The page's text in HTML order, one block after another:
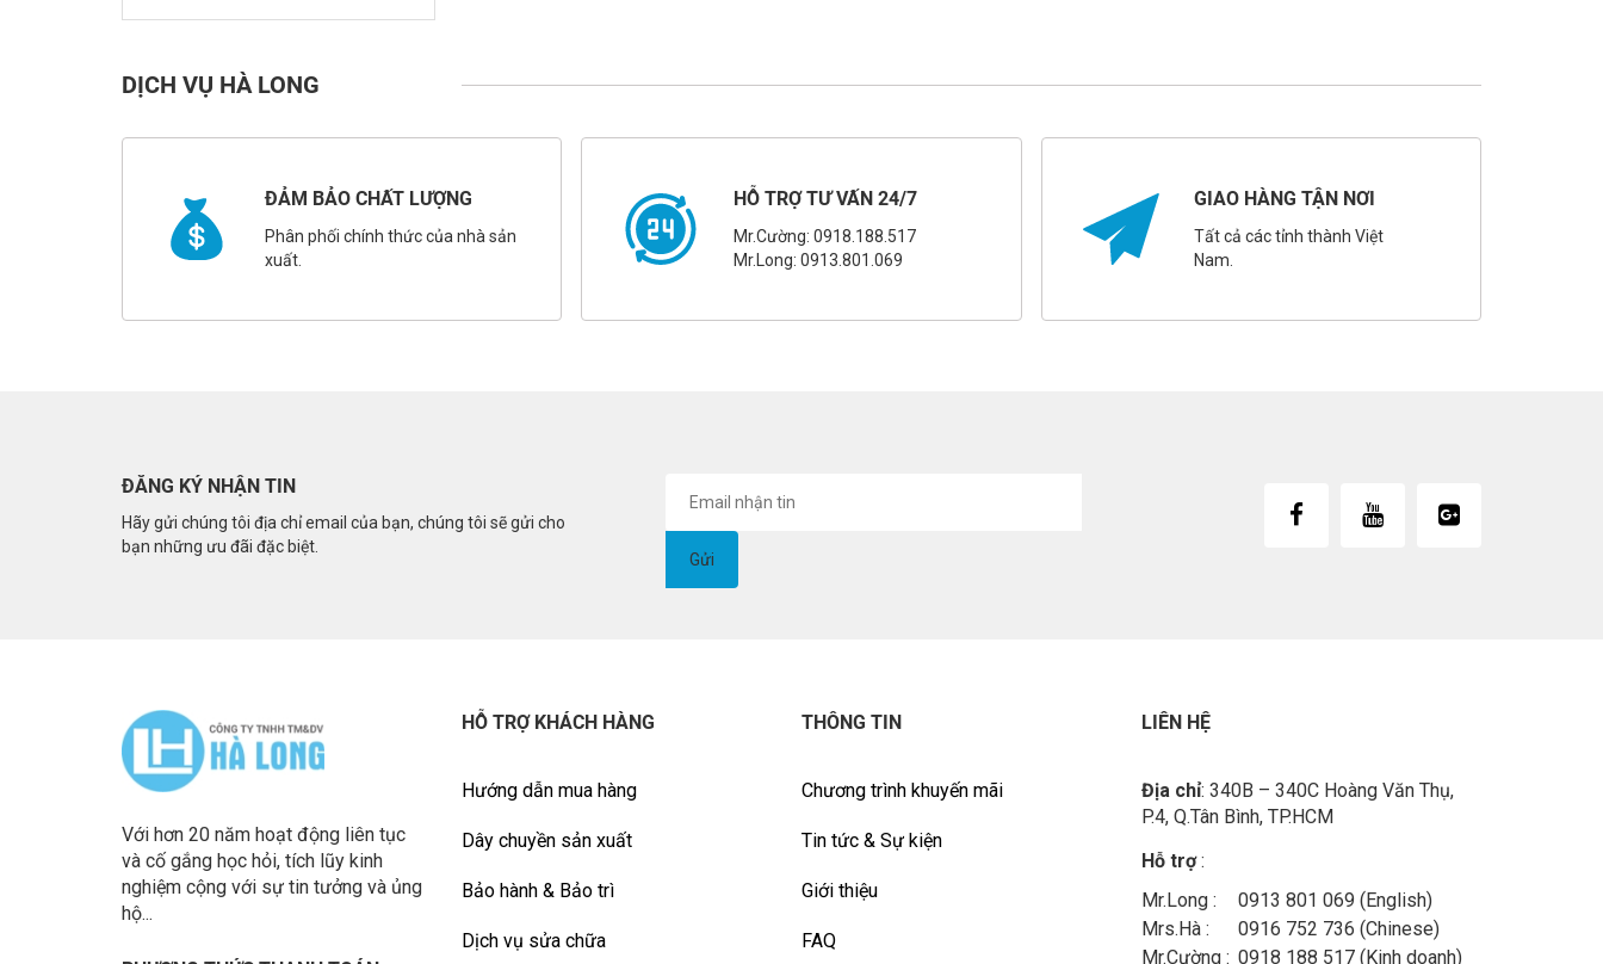
DỊCH VỤ HÀ LONG
ĐẢM BẢO CHẤT LƯỢNG
Phân phối chính thức của nhà sản
xuất.
HỖ TRỢ TƯ VẤN 24/7
Mr.Cường: 0918.188.517
Mr.Long: 0913.801.069
GIAO HÀNG TẬN NƠI
Tất cả các tỉnh thành Việt
Nam.
ĐĂNG KÝ NHẬN TIN
Hãy gửi chúng tôi địa chỉ email của bạn, chúng tôi sẽ gửi cho
bạn những ưu đãi đặc biệt.
Với hơn 20 năm hoạt động liên tục
và cố gắng học hỏi, tích lũy kinh
nghiệm cộng với sự tin tưởng và ủng
hộ...
HỖ TRỢ KHÁCH HÀNG
Hướng dẫn mua hàng
Dây chuyền sản xuất
Bảo hành & Bảo trì
Dịch vụ sửa chữa
THÔNG TIN
Chương trình khuyến mãi
Tin tức & Sự kiện
Giới thiệu
FAQ
LIÊN HỆ
Địa chỉ: 340B – 340C Hoàng Văn Thụ,
P.4, Q.Tân Bình, TP.HCM
Hỗ trợ:
Mr.Long :
0913 801 069 (English)
Mrs.Hà :
0916 752 736 (Chinese)
Mr.Cường : 0918 188 517 (Kinh doanh)